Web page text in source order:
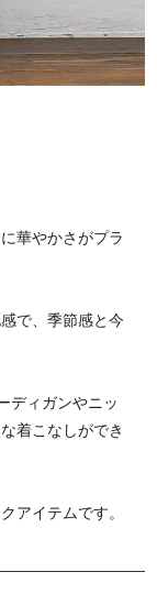
華やかさがプラ
で、季節感と今
ディガンやニッ
着こなしができ
アイテムです。